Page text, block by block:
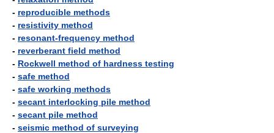
- reproducible methods
- resistivity method
- resonant-frequency method
- reverberant field method
- Rockwell method of hardness testing
- safe method
- safe working methods
- secant interlocking pile method
- secant pile method
- seismic method of surveying